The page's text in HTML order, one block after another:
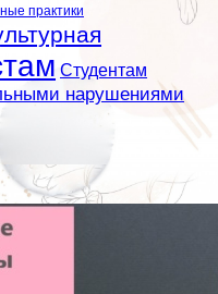
практики
Студентам
нарушениями